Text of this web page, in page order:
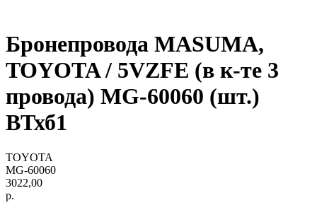
Бронепровода MASUMA,
TOYOTA / 5VZFE (в к-те 3
провода) MG-60060 (шт.)
ВТхб1
TOYOTA
MG-60060
3022,00
р.